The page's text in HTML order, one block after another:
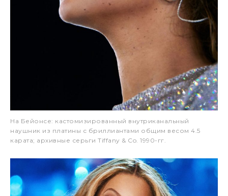
На Бейонсе: кастомизированный внутриканальный
наушник из платины с бриллиантами общим весом 4.5
карата; архивные серьги Tiffany & Co. 1990-гг.